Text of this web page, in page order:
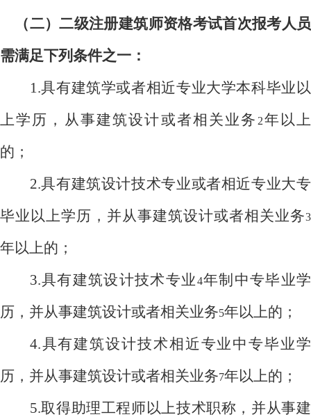
（二）二级注册建筑师资格考试首次报考人员
需满足下列条件之一：
1.具有建筑学或者相近专业大学本科毕业以
上学历，从事建筑设计或者相关业务 2年以上
的；
2.具有建筑设计技术专业或者相近专业大专
毕业以上学历，并从事建筑设计或者相关业务3
年以上的；
3.具有建筑设计技术专业4年制中专毕业学
历，并从事建筑设计或者相关业务5年以上的；
4.具有建筑设计技术相近专业中专毕业学
历，并从事建筑设计或者相关业务7年以上的；
5.取得助理工程师以上技术职称，并从事建